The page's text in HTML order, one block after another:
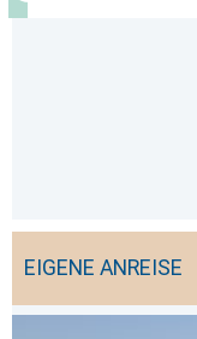
EIGENE ANREISE